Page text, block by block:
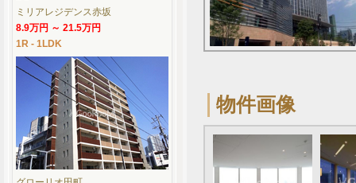
物件画像
ミリアレジデンス赤坂
8.9万円 ～ 21.5万円
1R - 1LDK